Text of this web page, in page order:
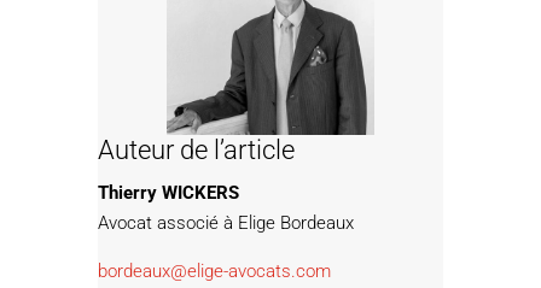
Auteur de l’article
Thierry WICKERS
Avocat associé à Elige Bordeaux
bordeaux@elige-avocats.com